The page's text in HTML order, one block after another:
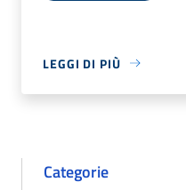
LEGGI DI PIÙ
Categorie